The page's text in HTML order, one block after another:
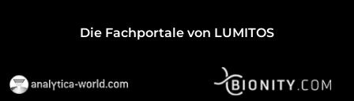
Die Fachportale von LUMITOS